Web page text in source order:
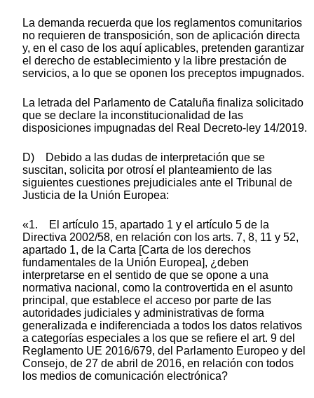
La demanda recuerda que los reglamentos comunitarios
no requieren de transposición, son de aplicación directa
y, en el caso de los aquí aplicables, pretenden garantizar
el derecho de establecimiento y la libre prestación de
servicios, a lo que se oponen los preceptos impugnados.
La letrada del Parlamento de Cataluña finaliza solicitado
que se declare la inconstitucionalidad de las
disposiciones impugnadas del Real Decreto-ley 14/2019.
D) Debido a las dudas de interpretación que se
suscitan, solicita por otrosí el planteamiento de las
siguientes cuestiones prejudiciales ante el Tribunal de
Justicia de la Unión Europea:
«1. El artículo 15, apartado 1 y el artículo 5 de la
Directiva 2002/58, en relación con los arts. 7, 8, 11 y 52,
apartado 1, de la Carta [Carta de los derechos
fundamentales de la Unión Europea], ¿deben
interpretarse en el sentido de que se opone a una
normativa nacional, como la controvertida en el asunto
principal, que establece el acceso por parte de las
autoridades judiciales y administrativas de forma
generalizada e indiferenciada a todos los datos relativos
a categorías especiales a los que se refiere el art. 9 del
Reglamento UE 2016/679, del Parlamento Europeo y del
Consejo, de 27 de abril de 2016, en relación con todos
los medios de comunicación electrónica?